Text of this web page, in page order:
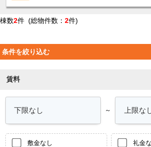
棟数2件 (総物件数： 2件)
条件を絞り込む
賃料
～
敷金なし 礼金